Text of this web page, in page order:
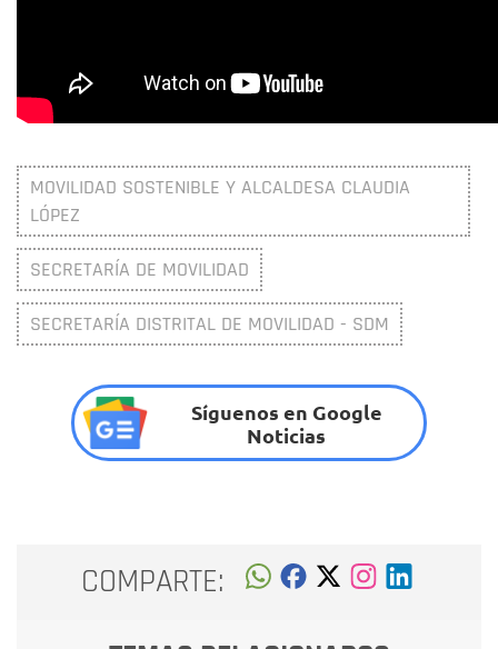
MOVILIDAD SOSTENIBLE Y ALCALDESA CLAUDIA
LÓPEZ
SECRETARÍA DE MOVILIDAD
SECRETARÍA DISTRITAL DE MOVILIDAD - SDM
Síguenos en Google
Noticias
COMPARTE: